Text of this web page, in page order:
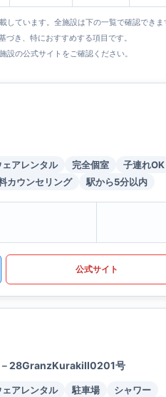
ています。全施設は下の一覧で確認できま
き、特におすすめする項目です。
の公式サイトをご確認ください。
ェアレンタル 完全個室
子連れOK
カウンセリング 駅から5分以内
公式サイト
－28GranzKurakiII0201号
ェアレンタル 駐車場
シャワー